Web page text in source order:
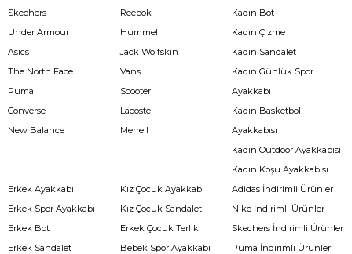
Skechers
Under Armour
Asics
The North Face
Puma
Converse
New Balance
Reebok
Hummel
Jack Wolfskin
Vans
Scooter
Lacoste
Merrell
Kadın Bot
Kadın Çizme
Kadın Sandalet
Kadın Günlük Spor
Ayakkabı
Kadın Basketbol
Ayakkabısı
Kadın Outdoor Ayakkabısı
Kadın Koşu Ayakkabısı
Erkek Ayakkabı
Erkek Spor Ayakkabı
Erkek Bot
Erkek Sandalet
Kız Çocuk Ayakkabı
Kız Çocuk Sandalet
Erkek Çocuk Terlik
Bebek Spor Ayakkabı
Adidas İndirimli Ürünler
Nike İndirimli Ürünler
Skechers İndirimli Ürünler
Puma İndirimli Ürünler